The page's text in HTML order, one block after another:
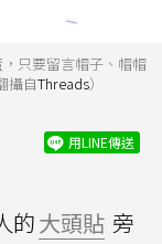
只要留言帽子、帽帽
攝自Threads）
用LINE傳送
的大頭貼 旁